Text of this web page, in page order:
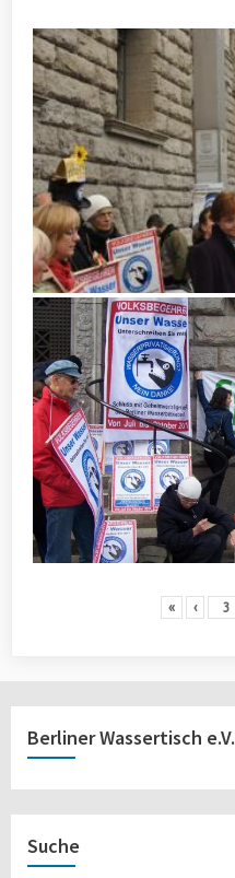
« ‹
Berliner Wassertisch e.V.
Suche